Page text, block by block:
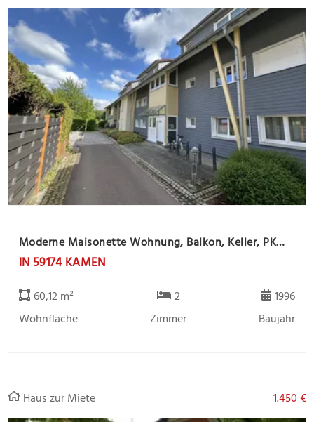
Moderne Maisonette Wohnung, Balkon, Keller, PKW Stlpl. -offene Besichtigung 26.8. von 16.00 - 17.00
IN 59174 KAMEN
60,12 m²
Wohnfläche
2
Zimmer
1996
Baujahr
Haus zur Miete 1.450 €